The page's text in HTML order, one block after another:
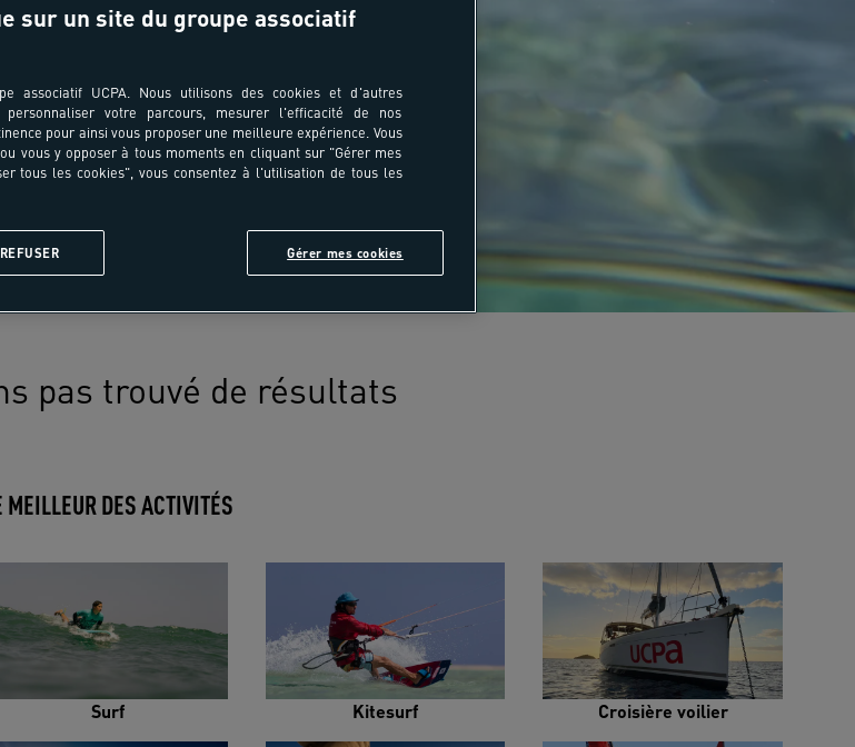
pas trouvé de résultats
MEILLEUR DES ACTIVITÉS
Surf Kitesurf Croisière voilier
sur un site du groupe associatif
associatif UCPA. Nous utilisons des cookies et d'autres
votre parcours, mesurer l'efficacité de nos
pour ainsi vous proposer une meilleure expérience. Vous
vous y opposer à tous moments en cliquant sur "Gérer mes
tous les cookies", vous consentez à l'utilisation de tous les
Gérer mes cookies
REFUSER